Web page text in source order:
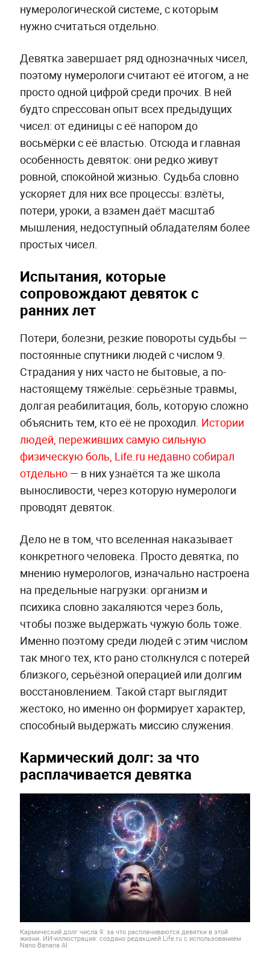
нумерологической системе, с которым
нужно считаться отдельно.
Девятка завершает ряд однозначных чисел,
поэтому нумерологи считают её итогом, а не
просто одной цифрой среди прочих. В ней
будто спрессован опыт всех предыдущих
чисел: от единицы с её напором до
восьмёрки с её властью. Отсюда и главная
особенность девяток: они редко живут
ровной, спокойной жизнью. Судьба словно
ускоряет для них все процессы: взлёты,
потери, уроки, а взамен даёт масштаб
мышления, недоступный обладателям более
простых чисел.
Испытания, которые
сопровождают девяток с
ранних лет
Потери, болезни, резкие повороты судьбы —
постоянные спутники людей с числом 9.
Страдания у них часто не бытовые, а по-
настоящему тяжёлые: серьёзные травмы,
долгая реабилитация, боль, которую сложно
объяснить тем, кто её не проходил. Истории
людей, переживших самую сильную
физическую боль, Life.ru недавно собирал
отдельно— в них узнаётся та же школа
выносливости, через которую нумерологи
проводят девяток.
Дело не в том, что вселенная наказывает
конкретного человека. Просто девятка, по
мнению нумерологов, изначально настроена
на предельные нагрузки: организм и
психика словно закаляются через боль,
чтобы позже выдержать чужую боль тоже.
Именно поэтому среди людей с этим числом
так много тех, кто рано столкнулся с потерей
близкого, серьёзной операцией или долгим
восстановлением. Такой старт выглядит
жестоко, но именно он формирует характер,
способный выдержать миссию служения.
Кармический долг: за что
расплачивается девятка
Кармический долг числа 9: за что расплачиваются девятки в этой
жизни. ИИ-иллюстрация: создано редакцией Life.ru с использованием
Nano Banana AI